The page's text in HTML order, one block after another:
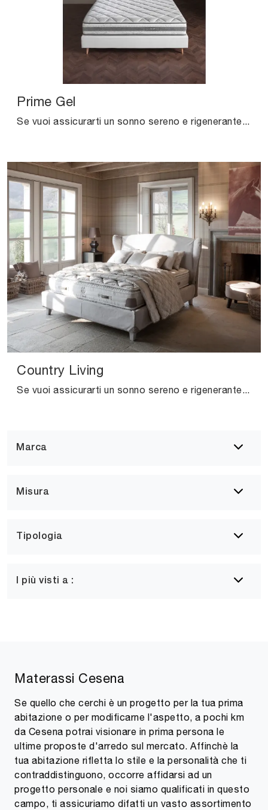
Marca
Misura
Tipologia
I più visti a :
Prime Gel
Se vuoi assicurarti un sonno sereno e rigenerante, scopri i Materassi in memory foam matrimoniali come il modello Prime Gel Altrenotti.
Country Living
Se vuoi assicurarti un sonno sereno e rigenerante, scopri i Materassi a molle insacchettate matrimoniali come il modello Country Living Altrenotti.
Materassi Cesena
Se quello che cerchi è un progetto per la tua prima
abitazione o per modificarne l'aspetto, a pochi km
da Cesena potrai visionare in prima persona le
ultime proposte d'arredo sul mercato. Affinchè la
tua abitazione rifletta lo stile e la personalità che ti
contraddistinguono, occorre affidarsi ad un
progetto personale e noi siamo qualificati in questo
campo, ti assicuriamo difatti un vasto assortimento